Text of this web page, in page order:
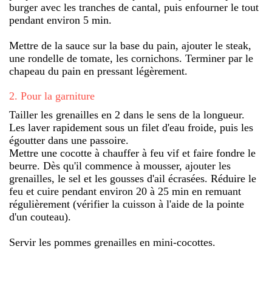
burger avec les tranches de cantal, puis enfourner le tout
pendant environ 5 min.
Mettre de la sauce sur la base du pain, ajouter le steak,
une rondelle de tomate, les cornichons. Terminer par le
chapeau du pain en pressant légèrement.
2. Pour la garniture
Tailler les grenailles en 2 dans le sens de la longueur.
Les laver rapidement sous un filet d'eau froide, puis les
égoutter dans une passoire.
Mettre une cocotte à chauffer à feu vif et faire fondre le
beurre. Dès qu'il commence à mousser, ajouter les
grenailles, le sel et les gousses d'ail écrasées. Réduire le
feu et cuire pendant environ 20 à 25 min en remuant
régulièrement (vérifier la cuisson à l'aide de la pointe
d'un couteau).
Servir les pommes grenailles en mini-cocottes.